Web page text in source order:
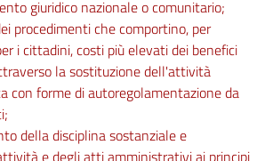
giuridico nazionale o comunitario;
procedimenti che comportino, per
i cittadini, costi più elevati dei benefici
la sostituzione dell'attività
con forme di autoregolamentazione da
della disciplina sostanziale e
e degli atti amministrativi ai principi